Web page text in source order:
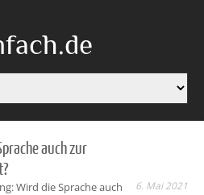
auch zur
6. Mai 2021
Wird die Sprache auch